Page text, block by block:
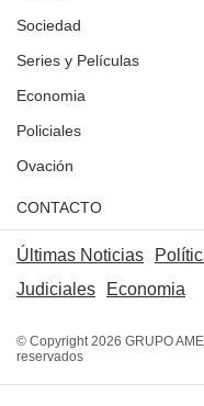
Sociedad
Series y Películas
Economia
Policiales
Ovación
CONTACTO
Últimas Noticias
Judiciales
Economia
© Copyright 2026 GRUPO
reservados